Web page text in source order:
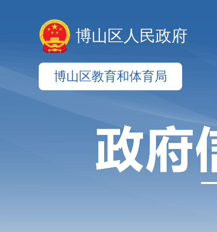
博山区人民政府
博山区教育和体育局